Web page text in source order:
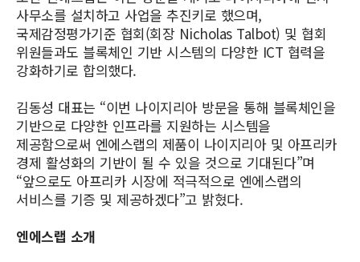
사무소를 설치하고 사업을 추진키로 했으며,
국제감정평가기준 협회(회장 Nicholas Talbot) 및 협회
위원들과도 블록체인 기반 시스템의 다양한 ICT 협력을
강화하기로 합의했다.
김동성 대표는 “이번 나이지리아 방문을 통해 블록체인을
기반으로 다양한 인프라를 지원하는 시스템을
제공함으로써 엔에스랩의 제품이 나이지리아 및 아프리카
경제 활성화의 기반이 될 수 있을 것으로 기대된다”며
“앞으로도 아프리카 시장에 적극적으로 엔에스랩의
서비스를 기증 및 제공하겠다”고 밝혔다.
엔에스랩 소개